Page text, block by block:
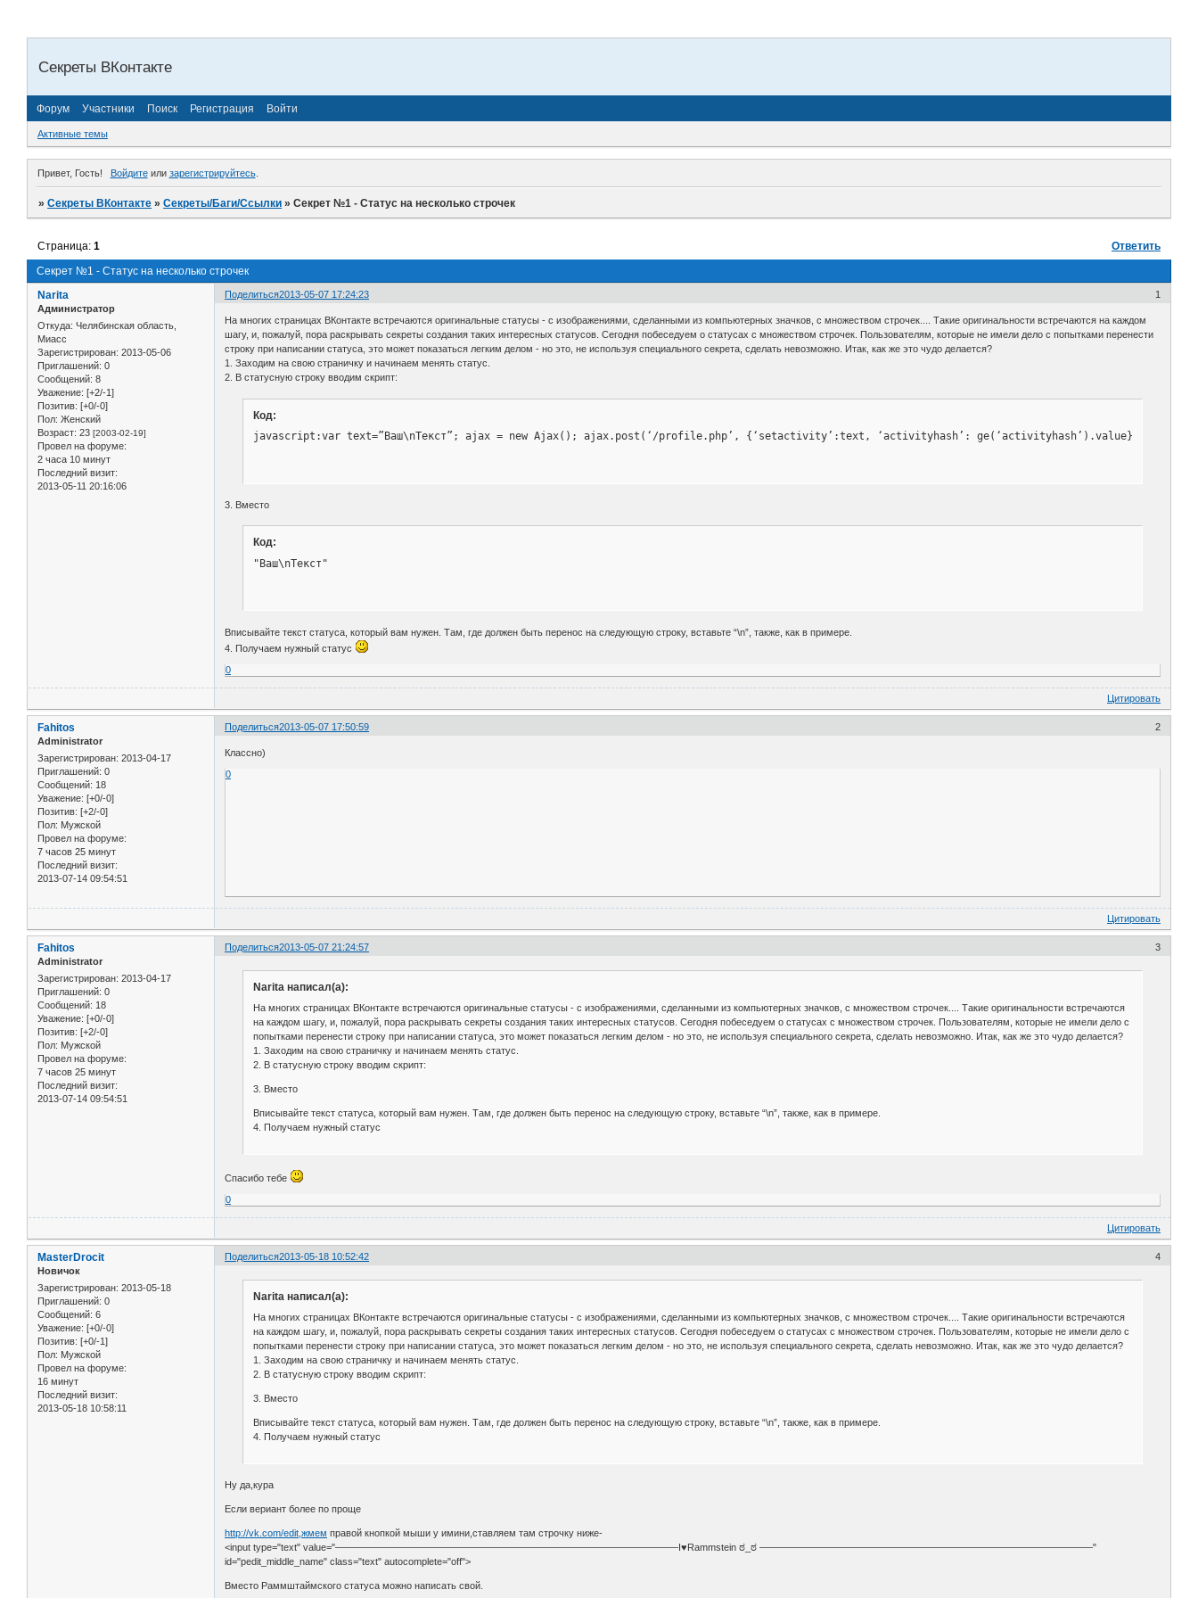
Секреты ВКонтакте
Форум Участники Поиск Регистрация Войти
Активные темы
Привет, Гость! Войдитеили зарегистрируйтесь.
»Секреты ВКонтакте »Секреты/Баги/Ссылки »Секрет №1 - Статус на несколько строчек
Секрет №1 - Статус на несколько строчек
Страница:1 Ответить
Поделиться 1
2013-05-07 17:24:23
Narita
Администратор
Откуда: Челябинская область,
Миасс
Зарегистрирован: 2013-05-06
Приглашений: 0
Сообщений: 8
Уважение: [+2/-1]
Позитив: [+0/-0]
Пол: Женский
Возраст: 23 [2003-02-19]
Провел на форуме:
2 часа 10 минут
Последний визит:
2013-05-11 20:16:06
На многих страницах ВКонтакте встречаются оригинальные статусы - с изображениями, сделанными из компьютерных значков, с множеством строчек.... Такие оригинальности встречаются на каждом
шагу, и, пожалуй, пора раскрывать секреты создания таких интересных статусов. Сегодня побеседуем о статусах с множеством строчек. Пользователям, которые не имели дело с попытками перенести
строку при написании статуса, это может показаться легким делом - но это, не используя специального секрета, сделать невозможно. Итак, как же это чудо делается?
1. Заходим на свою страничку и начинаем менять статус.
2. В статусную строку вводим скрипт:
Код:
javascript:var text=”Ваш\nТекст”; ajax = new Ajax(); ajax.post(‘/profile.php’, {‘setactivity’:text, ‘activityhash’: ge(‘activityhash’).value});
3. Вместо
Код:
"Ваш\nТекст"
Вписывайте текст статуса, который вам нужен. Там, где должен быть перенос на следующую строку, вставьте “\n”, также, как в примере.
4. Получаем нужный статус
0
Цитировать
Поделиться 2
2013-05-07 17:50:59
Fahitos
Administrator
Зарегистрирован: 2013-04-17
Приглашений: 0
Сообщений: 18
Уважение: [+0/-0]
Позитив: [+2/-0]
Пол: Мужской
Провел на форуме:
7 часов 25 минут
Последний визит:
2013-07-14 09:54:51
Классно)
0
Цитировать
Поделиться 3
2013-05-07 21:24:57
Fahitos
Administrator
Зарегистрирован: 2013-04-17
Приглашений: 0
Сообщений: 18
Уважение: [+0/-0]
Позитив: [+2/-0]
Пол: Мужской
Провел на форуме:
7 часов 25 минут
Последний визит:
2013-07-14 09:54:51
Narita написал(а):
На многих страницах ВКонтакте встречаются оригинальные статусы - с изображениями, сделанными из компьютерных значков, с множеством строчек.... Такие оригинальности встречаются
на каждом шагу, и, пожалуй, пора раскрывать секреты создания таких интересных статусов. Сегодня побеседуем о статусах с множеством строчек. Пользователям, которые не имели дело с
попытками перенести строку при написании статуса, это может показаться легким делом - но это, не используя специального секрета, сделать невозможно. Итак, как же это чудо делается?
1. Заходим на свою страничку и начинаем менять статус.
2. В статусную строку вводим скрипт:
3. Вместо
Вписывайте текст статуса, который вам нужен. Там, где должен быть перенос на следующую строку, вставьте “\n”, также, как в примере.
4. Получаем нужный статус
Спасибо тебе
0
Цитировать
Поделиться 4
2013-05-18 10:52:42
MasterDrocit
Новичок
Зарегистрирован: 2013-05-18
Приглашений: 0
Сообщений: 6
Уважение: [+0/-0]
Позитив: [+0/-1]
Пол: Мужской
Провел на форуме:
16 минут
Последний визит:
2013-05-18 10:58:11
Narita написал(а):
На многих страницах ВКонтакте встречаются оригинальные статусы - с изображениями, сделанными из компьютерных значков, с множеством строчек.... Такие оригинальности встречаются
на каждом шагу, и, пожалуй, пора раскрывать секреты создания таких интересных статусов. Сегодня побеседуем о статусах с множеством строчек. Пользователям, которые не имели дело с
попытками перенести строку при написании статуса, это может показаться легким делом - но это, не используя специального секрета, сделать невозможно. Итак, как же это чудо делается?
1. Заходим на свою страничку и начинаем менять статус.
2. В статусную строку вводим скрипт:
3. Вместо
Вписывайте текст статуса, который вам нужен. Там, где должен быть перенос на следующую строку, вставьте “\n”, также, как в примере.
4. Получаем нужный статус
Ну да,кура
Если вериант более по проще
http://vk.com/edit,жмем правой кнопкой мыши у имини,ставляем там строчку ниже-
<input type="text" value="———————————————————————————————————I♥Rammstein ಠ_ಠ ——————————————————————————————————"
id="pedit_middle_name" class="text" autocomplete="off">
Вместо Раммштаймского статуса можно написать свой.